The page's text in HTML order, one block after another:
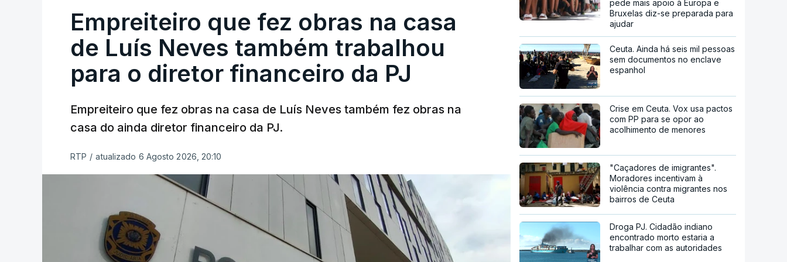
Empreiteiro que fez obras na casa
de Luís Neves também trabalhou
para o diretor financeiro da PJ
Empreiteiro que fez obras na casa de Luís Neves também fez obras na
casa do ainda diretor financeiro da PJ.
RTP / atualizado 6 Agosto 2026, 20:10
pede mais apoio à Europa e
Bruxelas diz-se preparada para
ajudar
Ceuta. Ainda há seis mil pessoas
sem documentos no enclave
espanhol
Crise em Ceuta. Vox usa pactos
com PP para se opor ao
acolhimento de menores
"Caçadores de imigrantes".
Moradores incentivam à
violência contra migrantes nos
bairros de Ceuta
Droga PJ. Cidadão indiano
encontrado morto estaria a
trabalhar com as autoridades